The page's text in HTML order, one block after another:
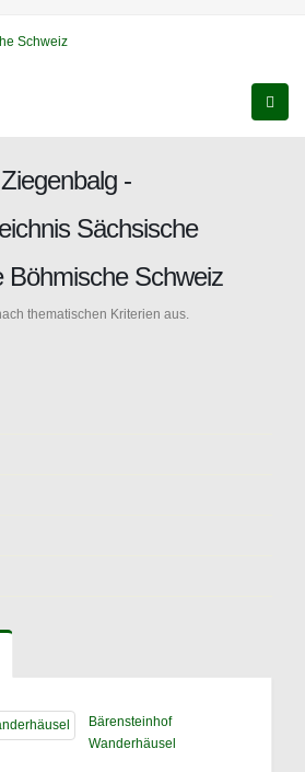
-
Sächsische
Böhmische Schweiz
thematischen Kriterien aus.
Bärensteinhof
Wanderhäusel